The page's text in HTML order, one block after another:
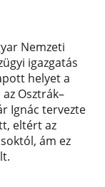
Nemzeti
igazgatás
helyet a
Osztrák–
Ignác tervezte
eltért az
ám ez